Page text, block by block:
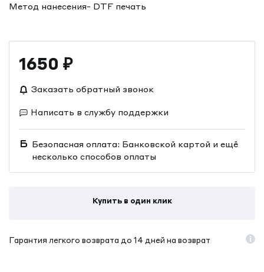
Метод нанесения- DTF печать
1650 ₽
Заказать обратный звонок
Написать в службу поддержки
Безопасная оплата: Банковской картой и ещё
несколько способов оплаты
Купить в один клик
Гарантия легкого возврата до 14 дней на возврат